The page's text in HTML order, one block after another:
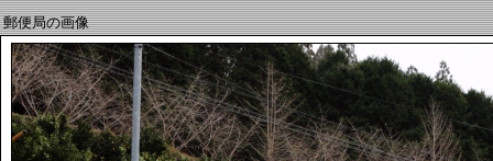
郵便局の画像